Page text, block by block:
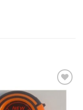
Toevoegen